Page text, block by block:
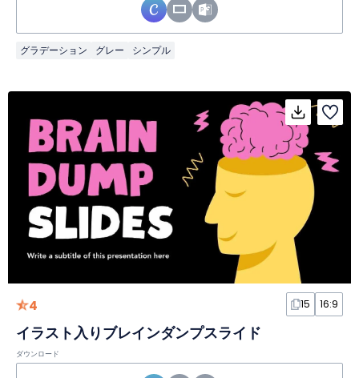
グラデーション グレー シンプル
4 15 16:9
イラスト入りブレインダンプスライド
ダウンロード